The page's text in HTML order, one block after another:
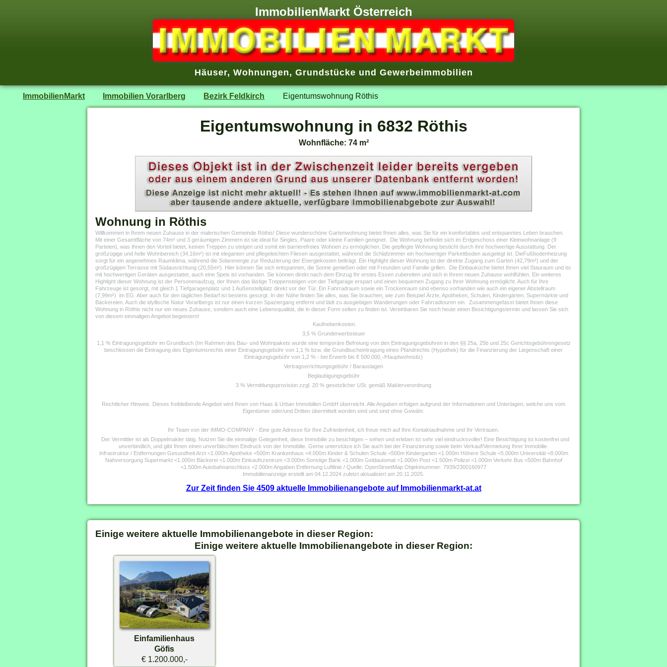
ImmobilienMarkt Österreich
Häuser, Wohnungen, Grundstücke und Gewerbeimmobilien
ImmobilienMarkt Immobilien Vorarlberg Bezirk Feldkirch Eigentumswohnung Röthis
Eigentumswohnung in 6832 Röthis
Wohnfläche: 74 m²
Wohnung in Röthis
Willkommen in Ihrem neuen Zuhause in der malerischen Gemeinde Röthis! Diese wunderschöne Gartenwohnung bietet Ihnen alles, was Sie für ein komfortables und entspanntes Leben brauchen.
Mit einer Gesamtfläche von 74m² und 3 geräumigen Zimmern ist sie ideal für Singles, Paare oder kleine Familien geeignet. Die Wohnung befindet sich im Erdgeschoss einer Kleinwohnanlage (9
Parteien), was Ihnen den Vorteil bietet, keinen Treppen zu steigen und somit ein barrierefreies Wohnen zu ermöglichen. Die gepflegte Wohnung besticht durch ihre hochwertige Ausstattung. Der
großzügige und helle Wohnbereich (34,16m²) ist mit eleganten und pflegeleichten Fliesen ausgestattet, während die Schlafzimmer ein hochwertiger Parkettboden ausgelegt ist. DieFußbodenheizung
sorgt für ein angenehmes Raumklima, während die Solarenergie zur Reduzierung der Energiekosten beiträgt. Ein Highlight dieser Wohnung ist der direkte Zugang zum Garten (42,79m²) und der
großzügigen Terrasse mit Südausrichtung (20,55m²). Hier können Sie sich entspannen, die Sonne genießen oder mit Freunden und Familie grillen. Die Einbauküche bietet Ihnen viel Stauraum und ist
mit hochwertigen Geräten ausgestattet, auch eine Speis ist vorhanden. Sie können direkt nach dem Einzug Ihr erstes Essen zubereiten und sich in Ihrem neuen Zuhause wohlfühlen. Ein weiteres
Highlight dieser Wohnung ist der Personenaufzug, der Ihnen das lästige Treppensteigen von der Tiefgarage erspart und einen bequemen Zugang zu Ihrer Wohnung ermöglicht. Auch für Ihre
Fahrzeuge ist gesorgt, mit gleich 1 Tiefgaragenplatz und 1 Außenstellplatz direkt vor der Tür. Ein Fahrradraum sowie ein Trockenraum sind ebenso vorhanden wie auch ein eigener Abstellraum
(7,99m²) im EG. Aber auch für den täglichen Bedarf ist bestens gesorgt. In der Nähe finden Sie alles, was Sie brauchen, wie zum Beispiel Ärzte, Apotheken, Schulen, Kindergärten, Supermärkte und
Bäckereien. Auch die idyllische Natur Vorarlbergs ist nur einen kurzen Spaziergang entfernt und lädt zu ausgiebigen Wanderungen oder Fahrradtouren ein. Zusammengefasst bietet Ihnen diese
Wohnung in Röthis nicht nur ein neues Zuhause, sondern auch eine Lebensqualität, die in dieser Form selten zu finden ist. Vereinbaren Sie noch heute einen Besichtigungstermin und lassen Sie sich
von diesem einmaligen Angebot begeistern!
Kaufnebenkosten.
3,5 % Grunderwerbsteuer
1,1 % Eintragungsgebühr im Grundbuch (Im Rahmen des Bau- und Wohnpakets wurde eine temporäre Befreiung von den Eintragungsgebühren in den §§ 25a, 25b und 25c Gerichtsgebührengesetz
beschlossen die Eintragung des Eigentumsrechts einer Eintragungsgebühr von 1,1 % bzw. die Grundbucheintragung eines Pfandrechts (Hypothek) für die Finanzierung der Liegenschaft einer
Eintragungsgebühr von 1,2 % - bei Erwerb bis € 500.000,-/Hauptwohnsitz)
Vertragserrichtungsgebühr / Barauslagen
Beglaubigungsgebühr
3 % Vermittlungsprovision zzgl. 20 % gesetzlicher USt. gemäß Maklerverordnung
Rechtlicher Hinweis. Dieses freibleibende Angebot wird Ihnen von Haas & Urban Immobilien GmbH überreicht. Alle Angaben erfolgen aufgrund der Informationen und Unterlagen, welche uns vom
Eigentümer oder/und Dritten übermittelt worden sind und sind ohne Gewähr.
Ihr Team von der IMMO-COMPANY - Eine gute Adresse für Ihre Zufriedenheit, ich freue mich auf Ihre Kontaktaufnahme und Ihr Vertrauen.
Der Vermittler ist als Doppelmakler tätig. Nutzen Sie die einmalige Gelegenheit, diese Immobilie zu besichtigen – sehen und erleben ist sehr viel eindrucksvoller! Eine Besichtigung ist kostenfrei und
unverbindlich, und gibt Ihnen einen unverfälschten Eindruck von der Immobilie. Gerne unterstütze ich Sie auch bei der Finanzierung sowie beim Verkauf/Vermietung Ihrer Immobilie.
Infrastruktur / Entfernungen Gesundheit Arzt <1.000m Apotheke <500m Krankenhaus <4.000m Kinder & Schulen Schule <500m Kindergarten <1.000m Höhere Schule <5.000m Universität <8.000m
Nahversorgung Supermarkt <1.000m Bäckerei <1.000m Einkaufszentrum <3.000m Sonstige Bank <1.000m Geldautomat <1.000m Post <1.500m Polizei <1.000m Verkehr Bus <500m Bahnhof
<1.500m Autobahnanschluss <2.000m Angaben Entfernung Luftlinie / Quelle: OpenStreetMap Objektnummer: 7939/2300160977
Immobilienanzeige erstellt am 04.12.2024 zuletzt aktualisiert am 20.11.2025.
Zur Zeit finden Sie 4509 aktuelle Immobilienangebote auf Immobilienmarkt-at.at
Einige weitere aktuelle Immobilienangebote in dieser Region:
Einige weitere aktuelle Immobilienangebote in dieser Region:
Einfamilienhaus
Göfis
€ 1.200.000,-